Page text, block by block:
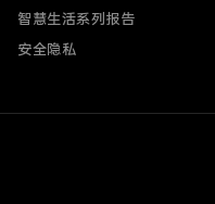
智慧生活系列报告
安全隐私